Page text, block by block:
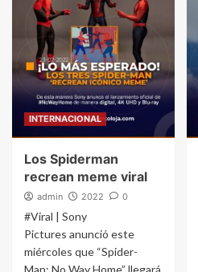
INTERNACIONAL
Los Spiderman
recrean meme viral
admin 2022 0
#Viral | Sony
Pictures anunció este
miércoles que “Spider-